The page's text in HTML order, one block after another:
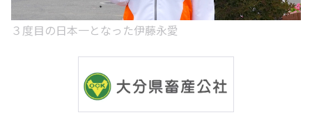
３度目の日本一となった伊藤永愛